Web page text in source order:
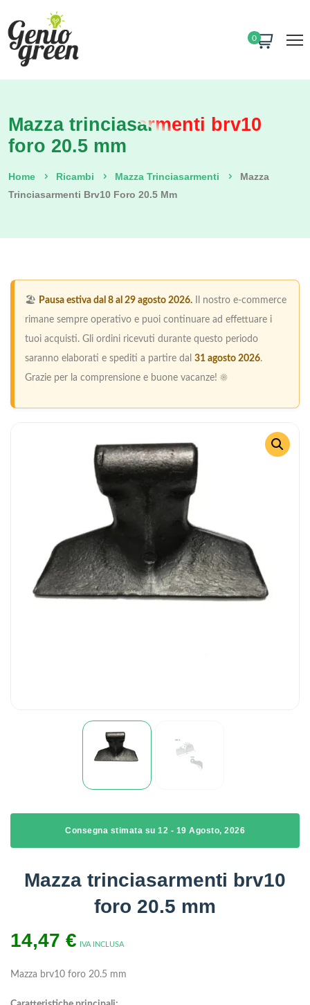
0
Mazza trinciasarmenti brv10
foro 20.5 mm
Home Ricambi Mazza Trinciasarmenti
Mazza
Trinciasarmenti Brv10 Foro 20.5 Mm
🏖️ Pausa estiva dal 8 al 29 agosto 2026. Il nostro e-commerce
rimane sempre operativo e puoi continuare ad effettuare i
tuoi acquisti. Gli ordini ricevuti durante questo periodo
saranno elaborati e spediti a partire dal 31 agosto 2026.
Grazie per la comprensione e buone vacanze! ☀️
Consegna stimata su 12 - 19 Agosto, 2026
Mazza trinciasarmenti brv10
foro 20.5 mm
14,47 € IVA INCLUSA
Mazza brv10 foro 20.5 mm